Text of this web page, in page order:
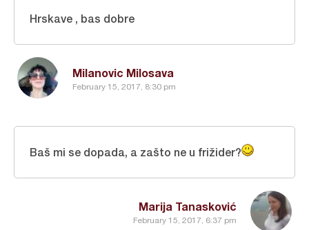
Milanovic Milosava
February 15, 2017, 8:30 pm
Hrskave , bas dobre
Marija Tanasković
February 15, 2017, 6:37 pm
Baš mi se dopada, a zašto ne u frižider?